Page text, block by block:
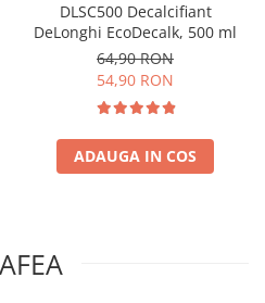
DLSC500 Decalcifiant
DeLonghi EcoDecalk, 500 ml
64,90 RON
54,90 RON
ADAUGA IN COS